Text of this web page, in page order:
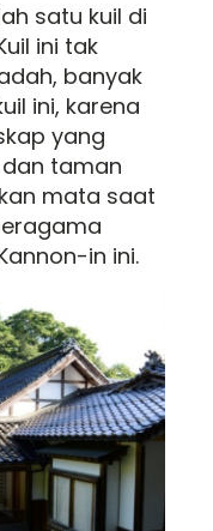
satu kuil di
ini tak
banyak
ini, karena
yang
taman
mata saat
in ini.